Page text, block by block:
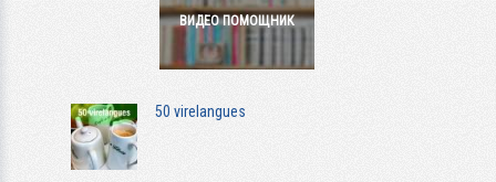
ВИДЕО ПОМОЩНИК
50 virelangues